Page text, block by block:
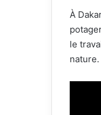
À
le
nature.